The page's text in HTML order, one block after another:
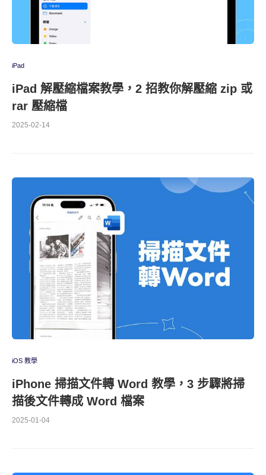
iPad
iPad 解壓縮檔案教學，2 招教你解壓縮 zip 或
rar 壓縮檔
2025-02-14
iOS 教學
iPhone 掃描文件轉 Word 教學，3 步驟將掃
描後文件轉成 Word 檔案
2025-01-04